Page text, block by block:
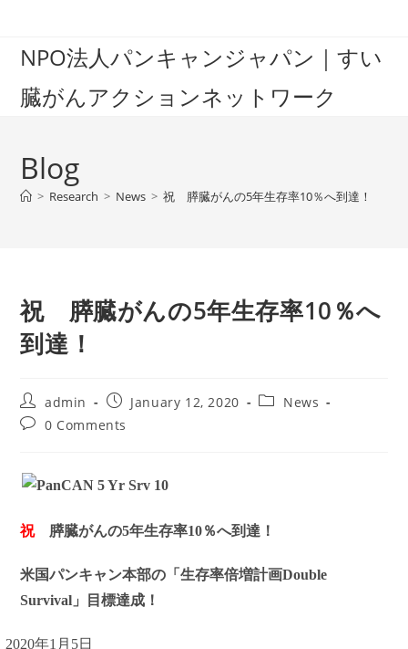
contentNPO法人パンキャンジャパン｜すい
臓がんアクションネットワーク
Blog
> Research > News > 祝 膵臓がんの5年生存率10％へ到達！
祝 膵臓がんの5年生存率10％へ
到達！
Post
author:
admin
Post
published:
January 12, 2020
PostNews
Post0 Comments
祝膵臓がんの5年生存率10％へ到達！
米国パンキャン本部の「生存率倍増計画Double
Survival」目標達成！
2020年1月5日